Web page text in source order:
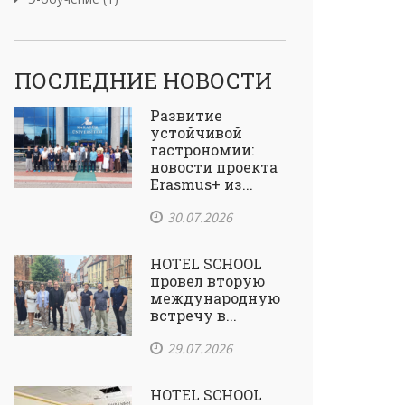
ПОСЛЕДНИЕ НОВОСТИ
Развитие
устойчивой
гастрономии:
новости проекта
Erasmus+ из...
30.07.2026
HOTEL SCHOOL
провел вторую
международную
встречу в...
29.07.2026
HOTEL SCHOOL